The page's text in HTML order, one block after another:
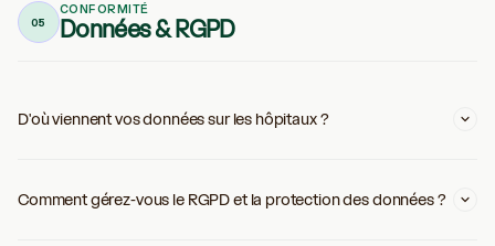
05
CONFORMITÉ
Données & RGPD
D'où viennent vos données sur les hôpitaux ?
Comment gérez-vous le RGPD et la protection des données ?